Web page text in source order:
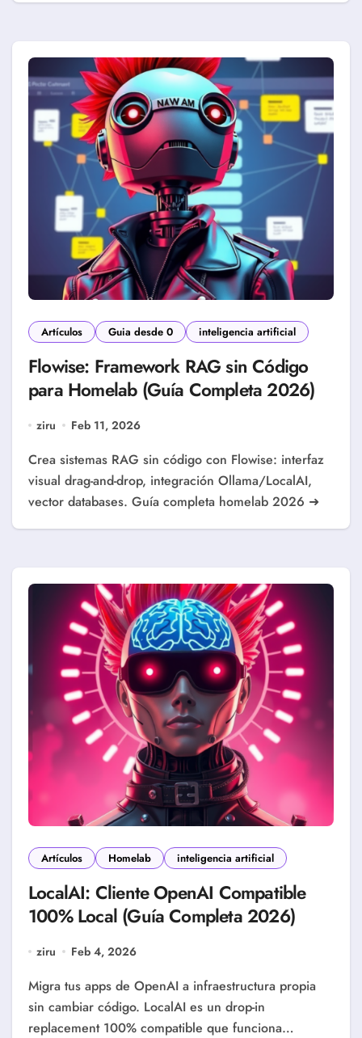
Artículos Guia desde 0 inteligencia artificial
Flowise: Framework RAG sin Código
para Homelab (Guía Completa 2026)
ziru Feb 11, 2026
Crea sistemas RAG sin código con Flowise: interfaz
visual drag-and-drop, integración Ollama/LocalAI,
vector databases. Guía completa homelab 2026 ➜
Artículos Homelab inteligencia artificial
LocalAI: Cliente OpenAI Compatible
100% Local (Guía Completa 2026)
ziru Feb 4, 2026
Migra tus apps de OpenAI a infraestructura propia
sin cambiar código. LocalAI es un drop-in
replacement 100% compatible que funciona…